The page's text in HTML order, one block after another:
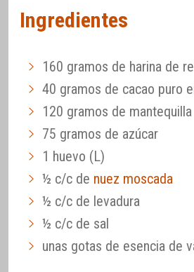
Ingredientes
160 gramos de harina de
40 gramos de cacao puro
120 gramos de mantequilla
75 gramos de azúcar
1 huevo (L)
½ c/c de nuez moscada
½ c/c de levadura
½ c/c de sal
unas gotas de esencia de